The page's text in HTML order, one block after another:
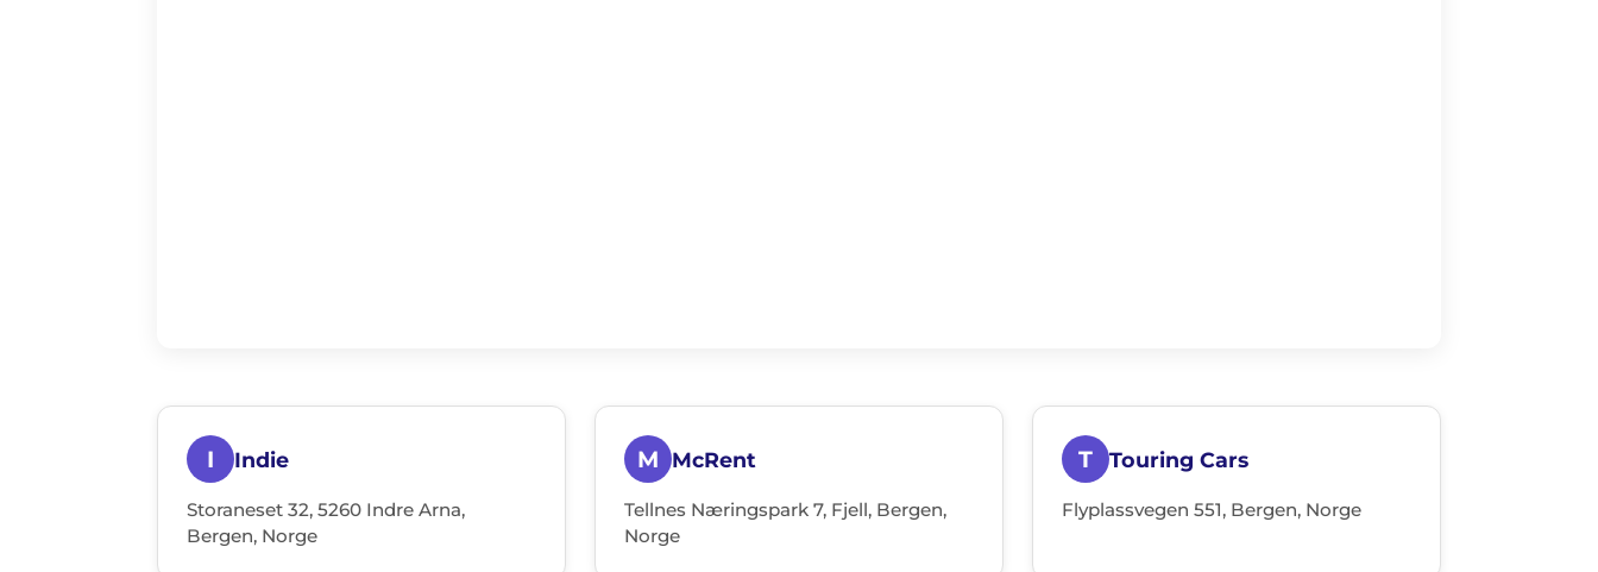
I Indie
Storaneset 32, 5260 Indre Arna,
Bergen, Norge
M McRent
Tellnes Næringspark 7, Fjell, Bergen,
Norge
T Touring Cars
Flyplassvegen 551, Bergen, Norge